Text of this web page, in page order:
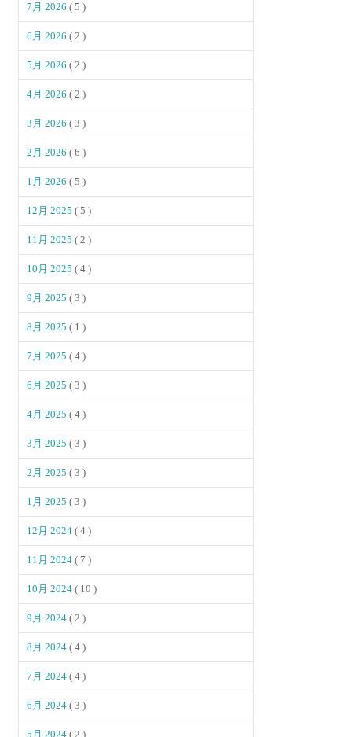
7月 2026( 5 )
6月 2026( 2 )
5月 2026( 2 )
4月 2026( 2 )
3月 2026( 3 )
2月 2026( 6 )
1月 2026( 5 )
12月 2025( 5 )
11月 2025( 2 )
10月 2025( 4 )
9月 2025( 3 )
8月 2025( 1 )
7月 2025( 4 )
6月 2025( 3 )
4月 2025( 4 )
3月 2025( 3 )
2月 2025( 3 )
1月 2025( 3 )
12月 2024( 4 )
11月 2024( 7 )
10月 2024( 10 )
9月 2024( 2 )
8月 2024( 4 )
7月 2024( 4 )
6月 2024( 3 )
5月 2024( 2 )